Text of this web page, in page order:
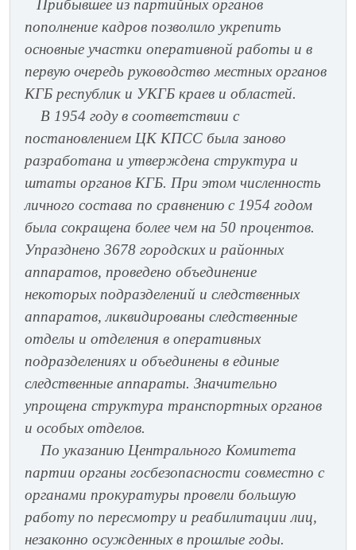
Прибывшее из партийных органов
пополнение кадров позволило укрепить
основные участки оперативной работы и в
первую очередь руководство местных органов
КГБ республик и УКГБ краев и областей.
В 1954 году в соответствии с
постановлением ЦК КПСС была заново
разработана и утверждена структура и
штаты органов КГБ. При этом численность
личного состава по сравнению с 1954 годом
была сокращена более чем на 50 процентов.
Упразднено 3678 городских и районных
аппаратов, проведено объединение
некоторых подразделений и следственных
аппаратов, ликвидированы следственные
отделы и отделения в оперативных
подразделениях и объединены в единые
следственные аппараты. Значительно
упрощена структура транспортных органов
и особых отделов.
По указанию Центрального Комитета
партии органы госбезопасности совместно с
органами прокуратуры провели большую
работу по пересмотру и реабилитации лиц,
незаконно осужденных в прошлые годы.